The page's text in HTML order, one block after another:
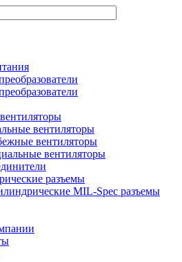
вентиляторы
вентиляторы
вентиляторы
разъемы
MIL-Spec разъемы